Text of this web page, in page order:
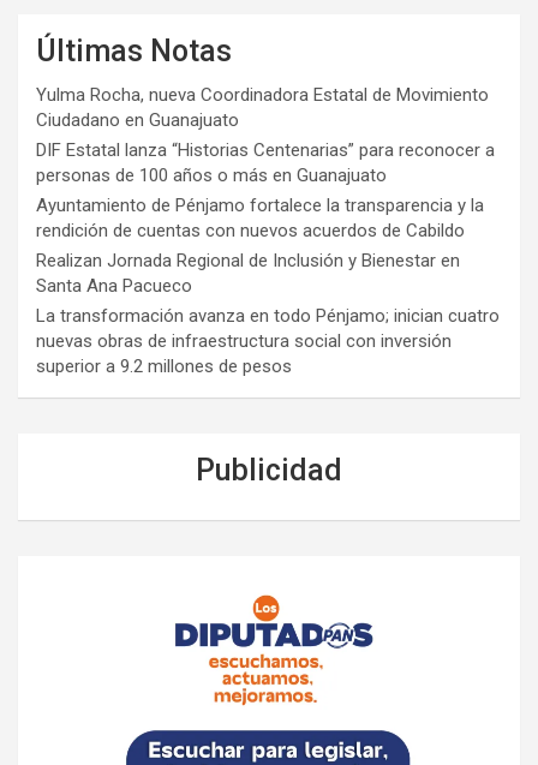
Últimas Notas
Yulma Rocha, nueva Coordinadora Estatal de Movimiento
Ciudadano en Guanajuato
DIF Estatal lanza “Historias Centenarias” para reconocer a
personas de 100 años o más en Guanajuato
Ayuntamiento de Pénjamo fortalece la transparencia y la
rendición de cuentas con nuevos acuerdos de Cabildo
Realizan Jornada Regional de Inclusión y Bienestar en
Santa Ana Pacueco
La transformación avanza en todo Pénjamo; inician cuatro
nuevas obras de infraestructura social con inversión
superior a 9.2 millones de pesos
Publicidad